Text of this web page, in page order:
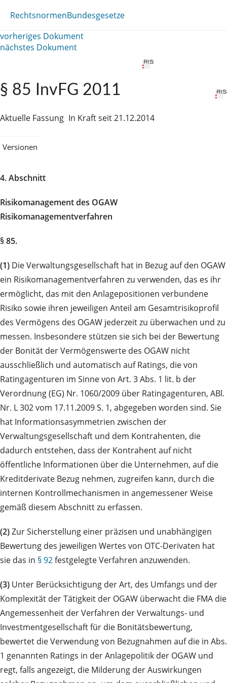
RechtsnormenBundesgesetze
vorheriges Dokument
nächstes Dokument
§ 85 InvFG 2011
Aktuelle Fassung In Kraft seit 21.12.2014
Versionen
4. Abschnitt
Risikomanagement des OGAW
Risikomanagementverfahren
§ 85.
(1) Die Verwaltungsgesellschaft hat in Bezug auf den OGAW
ein Risikomanagementverfahren zu verwenden, das es ihr
ermöglicht, das mit den Anlagepositionen verbundene
Risiko sowie ihren jeweiligen Anteil am Gesamtrisikoprofil
des Vermögens des OGAW jederzeit zu überwachen und zu
messen. Insbesondere stützen sie sich bei der Bewertung
der Bonität der Vermögenswerte des OGAW nicht
ausschließlich und automatisch auf Ratings, die von
Ratingagenturen im Sinne von Art. 3 Abs. 1 lit. b der
Verordnung (EG) Nr. 1060/2009 über Ratingagenturen, ABl.
Nr. L 302 vom 17.11.2009 S. 1, abgegeben worden sind. Sie
hat Informationsasymmetrien zwischen der
Verwaltungsgesellschaft und dem Kontrahenten, die
dadurch entstehen, dass der Kontrahent auf nicht
öffentliche Informationen über die Unternehmen, auf die
Kreditderivate Bezug nehmen, zugreifen kann, durch die
internen Kontrollmechanismen in angemessener Weise
gemäß diesem Abschnitt zu erfassen.
(2)Zur Sicherstellung einer präzisen und unabhängigen
Bewertung des jeweiligen Wertes von OTC-Derivaten hat
sie das in § 92festgelegte Verfahren anzuwenden.
(3) Unter Berücksichtigung der Art, des Umfangs und der
Komplexität der Tätigkeit der OGAW überwacht die FMA die
Angemessenheit der Verfahren der Verwaltungs- und
Investmentgesellschaft für die Bonitätsbewertung,
bewertet die Verwendung von Bezugnahmen auf die in Abs.
1 genannten Ratings in der Anlagepolitik der OGAW und
regt, falls angezeigt, die Milderung der Auswirkungen